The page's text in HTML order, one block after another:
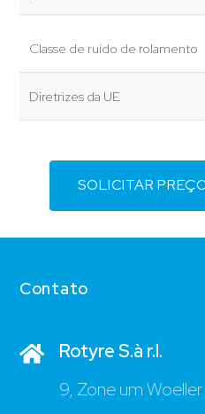
Classe de ruído de rolamento
Diretrizes da UE
SOLICITAR
Contato
Rotyre S.à r.l.
9, Zone um Woeller